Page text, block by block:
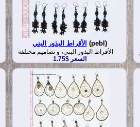
الأقراط البذور البني (pebl)
الأقراط البذور البني، و تصاميم مختلفة
السعر $1.75